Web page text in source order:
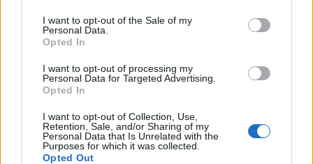
I want to opt-out of the Sale of my
Personal Data.
Opted In
I want to opt-out of processing my
Personal Data for Targeted Advertising.
Opted In
I want to opt-out of Collection, Use,
Retention, Sale, and/or Sharing of my
Personal Data that Is Unrelated with the
Purposes for which it was collected.
Opted Out
Magnesium (Mg)
13,5 mg
5 %
Natrium (Na)
Rauta (Fe)
5,3 mg
35 %
Seleeni (Se)
Sinkki (Zn)
5,3 mg 76 %